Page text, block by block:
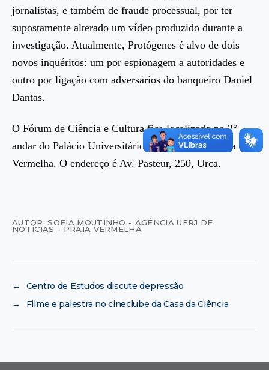
jornalistas, e também de fraude processual, por ter
supostamente alterado um vídeo produzido durante a
investigação. Atualmente, Protógenes é alvo de dois
novos inquéritos: um por espionagem a autoridades e
outro por ligação com adversários do banqueiro Daniel
Dantas.
O Fórum de Ciência e Cultura fica localizado no 2°
andar do Palácio Universitário, no campus da Praia
Vermelha. O endereço é Av. Pasteur, 250, Urca.
AUTOR: SOFIA MOUTINHO - AGÊNCIA UFRJ DE
NOTÍCIAS - PRAIA VERMELHA
←
Centro de Estudos discute depressão
→
Filme e palestra no cineclube da Casa da Ciência